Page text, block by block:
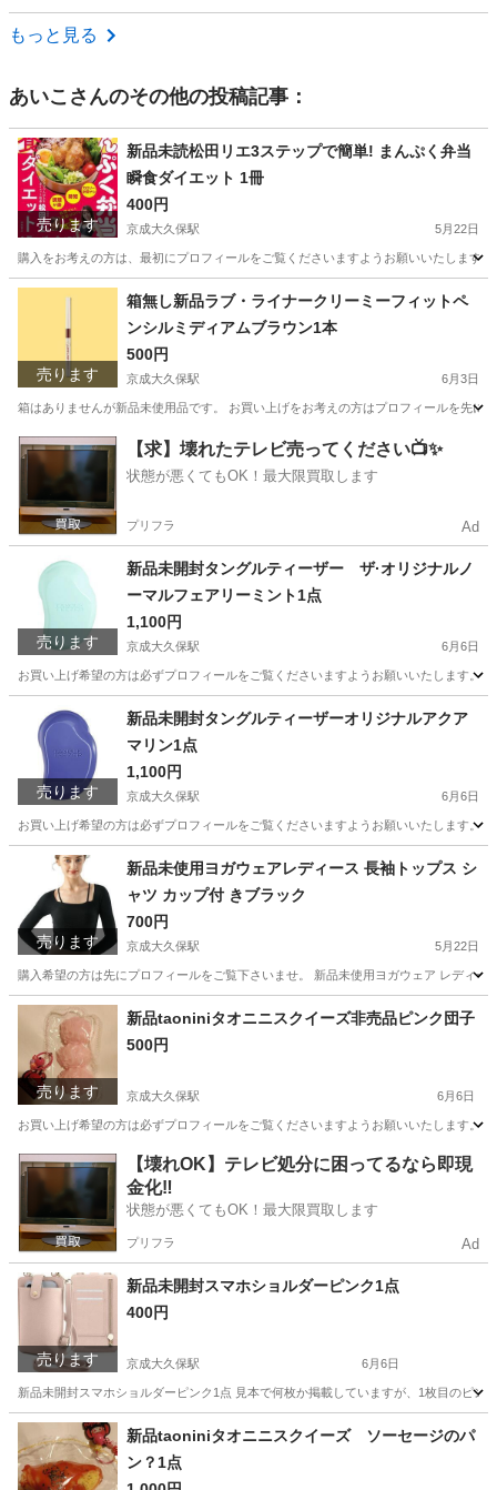
千葉 山武市
もっと見る
あいこ さんのその他の投稿記事：
売ります
新品未読松田リエ3ステップで簡単! まんぷく弁当
瞬食ダイエット 1冊
400円
京成大久保駅 5月22日
購入をお考えの方は、最初にプロフィールをご覧くださいますようお願いいたしま
千葉 習志野市 京成大久保駅 本/CD/DVD
売ります
箱無し新品ラブ・ライナークリーミーフィットペ
ンシルミディアムブラウン1本
500円
京成大久保駅 6月3日
箱はありませんが新品未使用品です。 お買い上げをお考えの方はプロフィールを先
千葉 習志野市 京成大久保駅 メイクアップ 新品
【求】壊れたテレビ売ってください📺✨
状態が悪くてもOK！最大限買取します
プリフラ Ad
売ります
新品未開封タングルティーザー ザ·オリジナルノ
ーマルフェアリーミント1点
1,100円
京成大久保駅 6月6日
お買い上げ希望の方は必ずプロフィールをご覧くださいますようお願いいたします
京成大久保駅 コスメ/ヘルスケア
タングルティーザー
売ります
新品未開封タングルティーザーオリジナルアクア
マリン1点
1,100円
京成大久保駅 6月6日
お買い上げ希望の方は必ずプロフィールをご覧くださいますようお願いいたします
習志野市 京成大久保駅 コスメ/ヘルスケア ミント
売ります
新品未使用ヨガウェアレディース 長袖トップス シ
ャツ カップ付 きブラック
700円
京成大久保駅 5月22日
購入希望の方は先にプロフィールをご覧下さいませ。 新品未使用ヨガウェア レディ
千葉 習志野市 京成大久保駅 服/ファッション 新品
売ります
新品taoniniタオニニスクイーズ非売品ピンク団子
500円
京成大久保駅 6月6日
お買い上げ希望の方は必ずプロフィールをご覧くださいますようお願いいたします。
千葉 習志野市 京成大久保駅 おもちゃ 団子
【壊れOK】テレビ処分に困ってるなら即現
金化‼️
状態が悪くてもOK！最大限買取します
プリフラ Ad
売ります
新品未開封スマホショルダーピンク1点
400円
京成大久保駅 6月6日
新品未開封スマホショルダーピンク1点 見本で何枚か掲載していますが、1枚目のピ
千葉 習志野市 京成大久保駅 新品
新品taoniniタオニニスクイーズ ソーセージのパ
ン？1点